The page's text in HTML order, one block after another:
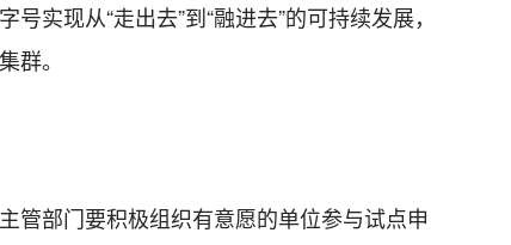
实现从“走出去”到“融进去”的可持续发展，
群。
管部门要积极组织有意愿的单位参与试点申